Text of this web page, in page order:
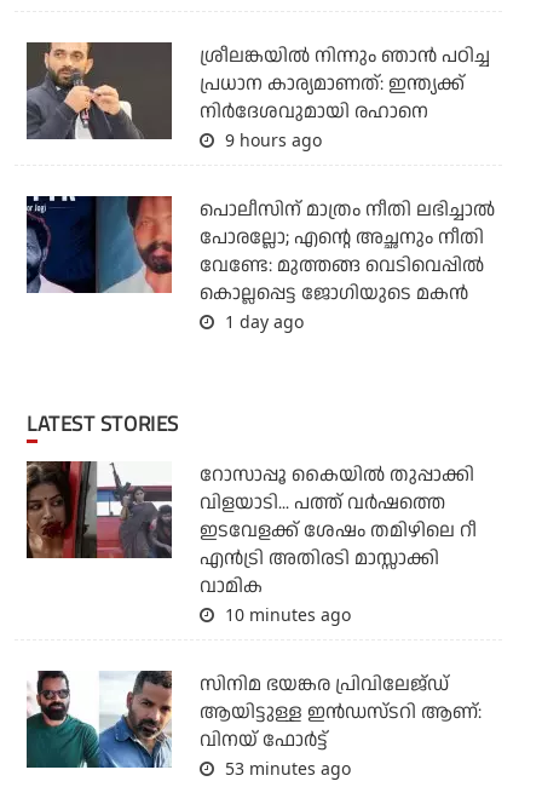
ശ്രീലങ്കയില്‍ നിന്നും ഞാന്‍ പഠിച്ച
പ്രധാന കാര്യമാണത്: ഇന്ത്യക്ക്
നിര്‍ദേശവുമായി രഹാനെ
9 hours ago
പൊലീസിന് മാത്രം നീതി ലഭിച്ചാല്‍
പോരല്ലോ; എന്റെ അച്ഛനും നീതി
വേണ്ടേ: മുത്തങ്ങ വെടിവെപ്പില്‍
കൊല്ലപ്പെട്ട ജോഗിയുടെ മകന്‍
1 day ago
LATEST STORIES
റോസാപ്പൂ കൈയില്‍ തുപ്പാക്കി
വിളയാടി... പത്ത് വര്‍ഷത്തെ
ഇടവേളക്ക് ശേഷം തമിഴിലെ റീ
എന്‍ട്രി അതിരടി മാസ്സാക്കി
വാമിക
10 minutes ago
സിനിമ ഭയങ്കര പ്രിവിലേജ്ഡ്
ആയിട്ടുള്ള ഇൻഡസ്ടറി ആണ്:
വിനയ് ഫോർട്ട്
53 minutes ago